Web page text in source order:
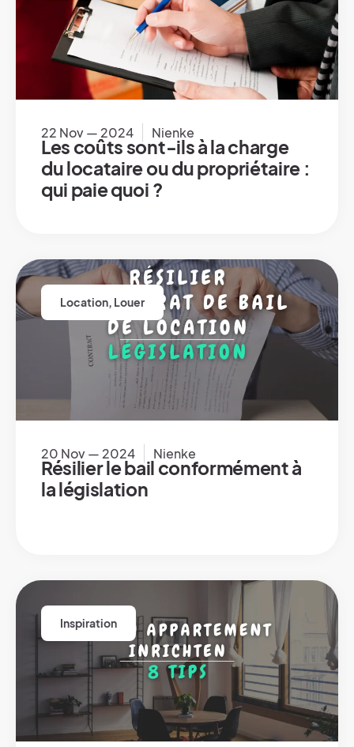
22 Nov — 2024 Nienke
Les coûts sont-ils à la charge
du locataire ou du propriétaire :
qui paie quoi ?
Location, Louer
20 Nov — 2024 Nienke
Résilier le bail conformément à
la législation
Inspiration